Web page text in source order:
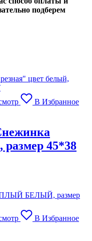
подберем
В Избранное
размер 45*38
В Избранное